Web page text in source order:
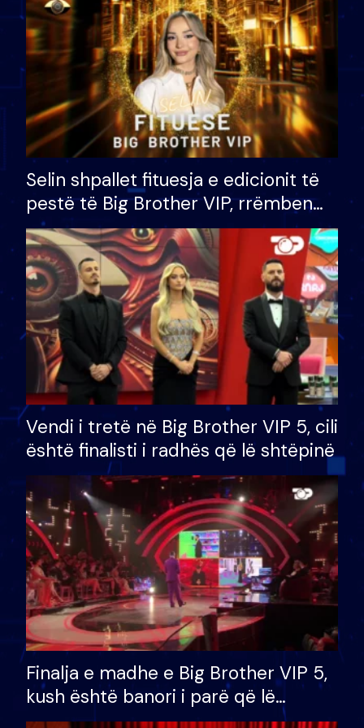
Selin shpallet fituesja e edicionit të
pestë të Big Brother VIP, rrëmben
çmimin e madh prej 100 mijë eurosh
Vendi i tretë në Big Brother VIP 5, cili
është finalisti i radhës që lë shtëpinë
Finalja e madhe e Big Brother VIP 5,
kush është banori i parë që lë
shtëpinë dhe humb mundësinë për